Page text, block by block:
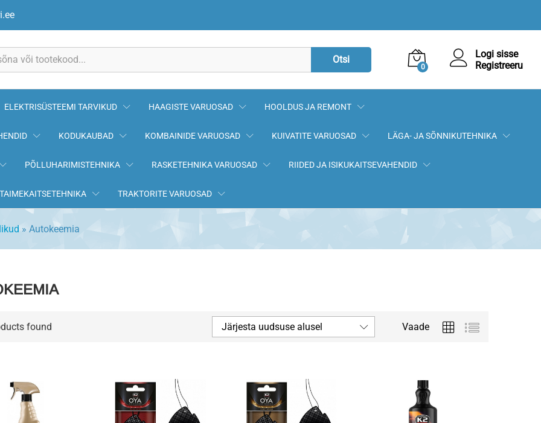
Otsi
0
Logi sisse
Registreeru
ELEKTRISÜSTEEMI TARVIKUD HAAGISTE VARUOSAD HOOLDUS JA REMONT
KODUKAUBAD KOMBAINIDE VARUOSAD KUIVATITE VARUOSAD LÄGA- JA SÕNNIKUTEHNIKA
PÕLLUHARIMISTEHNIKA RASKETEHNIKA VARUOSAD RIIDED JA ISIKUKAITSEVAHENDID
TAIMEKAITSETEHNIKA TRAKTORITE VARUOSAD
» Autokeemia
found Vaade
Järjesta uudsuse alusel